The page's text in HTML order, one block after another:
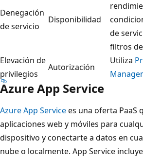
Denegación
de servicio
Disponibilidad
de
filtros
Elevación de
privilegios
Autorización
Utiliza
Azure App Service
Azure App Servicees una oferta PaaS
aplicaciones web y móviles para
dispositivo y conectarte a datos en
nube o localmente. App Service